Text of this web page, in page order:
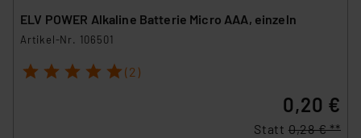
ELV POWER Alkaline Batterie Micro AAA, einzeln
Artikel-Nr. 106501
1 2 3 4 5 (2)
0,20 €
Statt 0,28 € **